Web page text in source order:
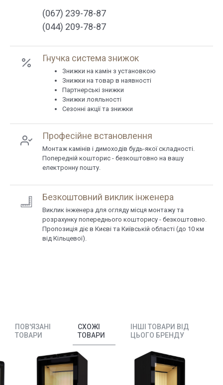
(067) 239-78-87
(044) 209-78-87
Гнучка система знижок
Знижки на камін з установкою
Знижки на товар в наявності
Партнерські знижки
Знижки лояльності
Сезонні акції та знижки
Професійне встановлення
Монтаж камінів і димоходів будь-якої складності.
Попередній кошторис - безкоштовно на вашу
електронну пошту.
Безкоштовний виклик інженера
Виклик інженера для огляду місця монтажу та
розрахунку попереднього кошторису - безкоштовно.
Пропозиція діє в Києві та Київській області (до 10 км
від Кільцевої).
ПОВ'ЯЗАНІ
ТОВАРИ
СХОЖІ
ТОВАРИ
ІНШІ ТОВАРИ ВІД
ЦЬОГО БРЕНДУ